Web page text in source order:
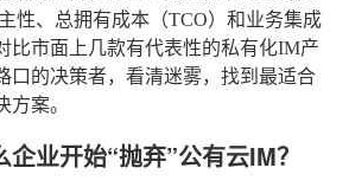
性、总拥有成本（TCO）和业务集成
比市面上几款有代表性的私有化IM产
口的决策者，看清迷雾，找到最适合
方案。
业开始“抛弃”公有云IM？